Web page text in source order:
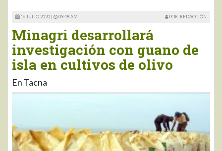
16 JULIO 2020 | 09:48 AM POR: REDACCIÓN
Minagri desarrollará
investigación con guano de
isla en cultivos de olivo
En Tacna